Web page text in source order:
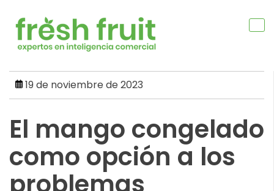
content
19 de noviembre de 2023
El mango congelado
como opción a los
problemas